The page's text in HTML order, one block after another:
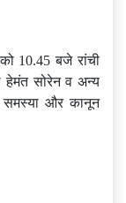
10.45 बजे रांची
हेमंत सोरेन व अन्य
और कानून